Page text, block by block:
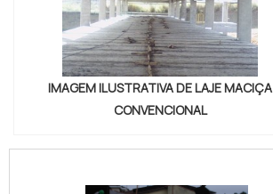
IMAGEM ILUSTRATIVA DE LAJE MACIÇA
CONVENCIONAL